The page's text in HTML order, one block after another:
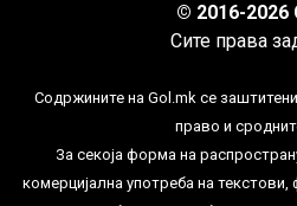
© 2016-2026
Сите права
Содржините на Gol.mk се
право и
За секоја форма на
комерцијална употреба на